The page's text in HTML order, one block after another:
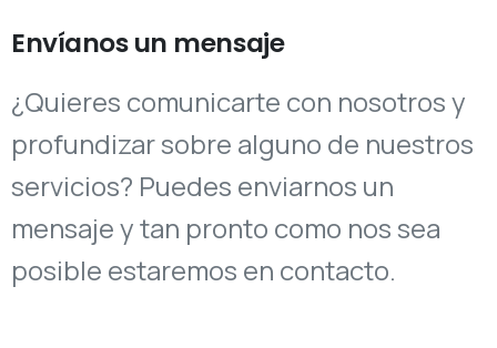
Envíanos un mensaje
¿Quieres comunicarte con nosotros y
profundizar sobre alguno de nuestros
servicios? Puedes enviarnos un
mensaje y tan pronto como nos sea
posible estaremos en contacto.